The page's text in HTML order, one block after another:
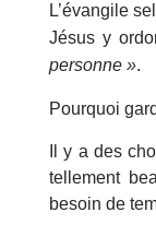
L’évangile
Jésus y
personne ».
Pourquoi
Il y a des
tellement
besoin de